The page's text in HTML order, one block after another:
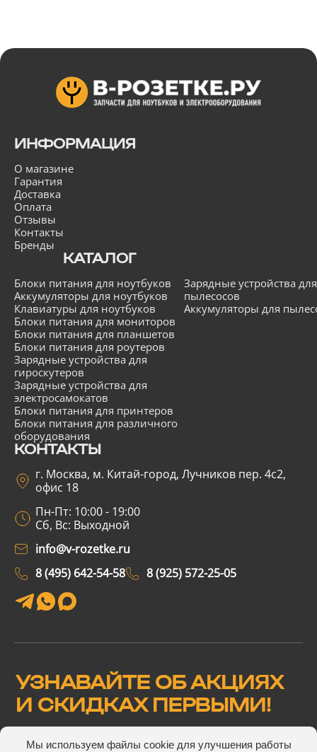
Мы используем файлы cookie для улучшения работы
ИНФОРМАЦИЯ
О магазине
Гарантия
Доставка
Оплата
Отзывы
Контакты
Бренды
КАТАЛОГ
Блоки питания для ноутбуков
Аккумуляторы для ноутбуков
Клавиатуры для ноутбуков
Блоки питания для мониторов
Блоки питания для планшетов
Блоки питания для роутеров
Зарядные устройства для
гироскутеров
Зарядные устройства для
электросамокатов
Блоки питания для принтеров
Блоки питания для различного
оборудования
Зарядные устройства для
пылесосов
Аккумуляторы для
КОНТАКТЫ
г. Москва, м. Китай-город, Лучников пер. 4с2,
офис 18
Пн-Пт: 10:00 - 19:00
Сб, Вс: Выходной
info@v-rozetke.ru
8 (495) 642-54-58
8 (925) 572-25-05
УЗНАВАЙТЕ ОБ АКЦИЯХ
И СКИДКАХ ПЕРВЫМИ!